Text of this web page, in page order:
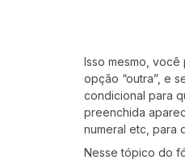
Isso mesmo,
opção “outra”, e
condicional para
preenchida
numeral etc, para
Nesse tópico do